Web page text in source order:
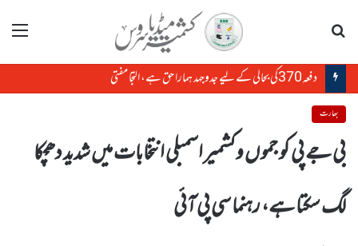
مینو
دفعہ370کی بحالی کے لیے جدوجہد ہمارا حق ہے، التجا مفتی
بھارت
بی جے پی کو جموں وکشمیر اسمبلی انتخابات میں شدید دھچکا
لگ سکتا ہے، رہنما سی پی آئی